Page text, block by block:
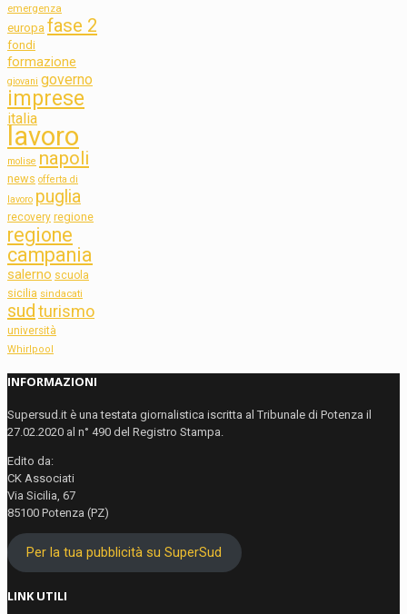
emergenza
europa fase 2
fondi
formazione
giovani governo
imprese
italia
lavoro
molise napoli
news offerta di
lavoro puglia
recovery regione
regione
campania
salerno scuola
sicilia sindacati
sudturismo
università
Whirlpool
INFORMAZIONI
Supersud.it è una testata giornalistica iscritta al Tribunale di Potenza il
27.02.2020 al n° 490 del Registro Stampa.
Edito da:
CK Associati
Via Sicilia, 67
85100 Potenza (PZ)
Per la tua pubblicità su SuperSud
LINK UTILI